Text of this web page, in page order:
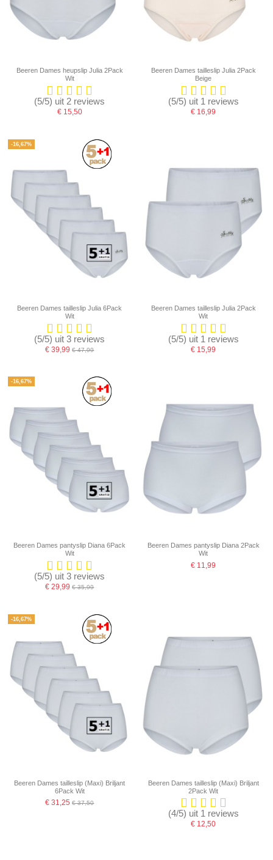
Beeren Dames heupslip Julia 2Pack
Wit
(5/5) uit 2 reviews
€ 15,50
Beeren Dames tailleslip Julia 2Pack
Beige
(5/5) uit 1 reviews
€ 16,99
-16,67%
Beeren Dames tailleslip Julia 6Pack
Wit
(5/5) uit 3 reviews
€ 39,99€ 47,99
Beeren Dames tailleslip Julia 2Pack
Wit
(5/5) uit 1 reviews
€ 15,99
-16,67%
Beeren Dames pantyslip Diana 6Pack
Wit
(5/5) uit 3 reviews
€ 29,99€ 35,99
Beeren Dames pantyslip Diana 2Pack
Wit
€ 11,99
-16,67%
Beeren Dames tailleslip (Maxi) Briljant
6Pack Wit
€ 31,25€ 37,50
Beeren Dames tailleslip (Maxi) Briljant
2Pack Wit
(4/5) uit 1 reviews
€ 12,50